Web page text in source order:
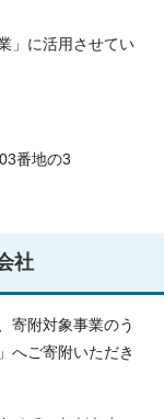
」に活用させてい
番地の3
社
寄附対象事業のう
へご寄附いただき